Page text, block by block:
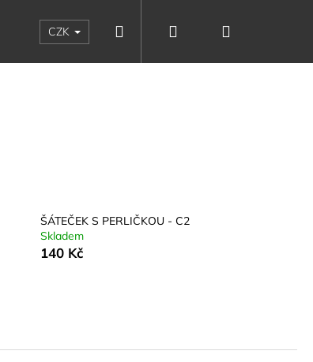
CZK Hledat Přihlášení
ŠÁTEČEK S PERLIČKOU - C2
Skladem
140 Kč